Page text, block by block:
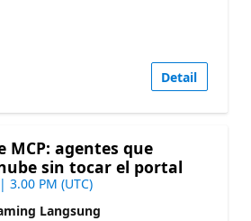
Detail
MCP: agentes que
sin tocar el portal
3.00 PM (UTC)
Langsung